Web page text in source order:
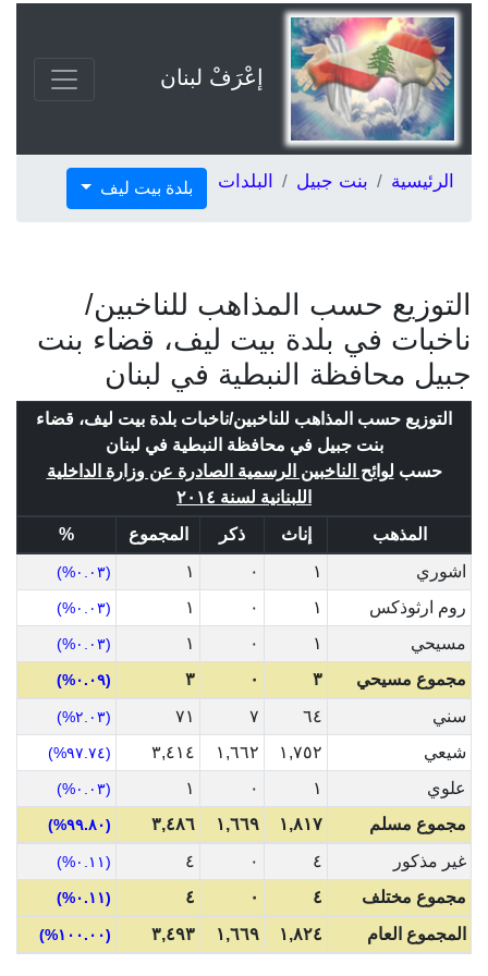
إعْرَفْ لبنان
الرئيسية بنت جبيل البلدات بلدة بيت ليف
التوزيع حسب المذاهب للناخبين/
ناخبات في بلدة بيت ليف، قضاء بنت
جبيل محافظة النبطية في لبنان
التوزيع حسب المذاهب للناخبين/ناخبات بلدة بيت ليف، قضاء
بنت جبيل في محافظة النبطية في لبنان
حسب لوائح الناخبين الرسمية الصادرة عن وزارة الداخلية
اللبنانية لسنة ٢٠١٤
المذهب
إناث ذكر المجموع
%
اشوري
١ ٠ ١ (٠.٠٣%)
روم ارثوذكس ١ ٠ ١ (٠.٠٣%)
مسيحي ١ ٠ ١ (٠.٠٣%)
مجموع مسيحي ٣ ٠ ٣ (٠.٠٩%)
سني ٦٤ ٧ ٧١ (٢.٠٣%)
شيعي ١,٧٥٢ ١,٦٦٢ ٣,٤١٤ (٩٧.٧٤%)
علوي ١ ٠ ١ (٠.٠٣%)
مجموع مسلم ١,٨١٧ ١,٦٦٩ ٣,٤٨٦ (٩٩.٨٠%)
غير مذكور ٤ ٠ ٤ (٠.١١%)
مجموع مختلف ٤ ٠ ٤ (٠.١١%)
المجموع العام ١,٨٢٤ ١,٦٦٩ ٣,٤٩٣ (١٠٠.٠٠%)